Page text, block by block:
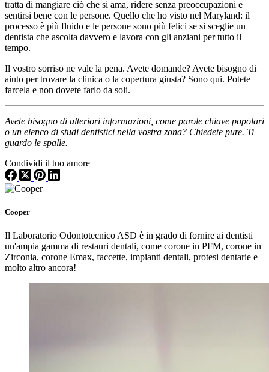
tratta di mangiare ciò che si ama, ridere senza preoccupazioni e
sentirsi bene con le persone. Quello che ho visto nel Maryland: il
processo è più fluido e le persone sono più felici se si sceglie un
dentista che ascolta davvero e lavora con gli anziani per tutto il
tempo.
Il vostro sorriso ne vale la pena. Avete domande? Avete bisogno di
aiuto per trovare la clinica o la copertura giusta? Sono qui. Potete
farcela e non dovete farlo da soli.
Avete bisogno di ulteriori informazioni, come parole chiave popolari
o un elenco di studi dentistici nella vostra zona? Chiedete pure. Ti
guardo le spalle.
Condividi il tuo amore
Cooper
Il Laboratorio Odontotecnico ASD è in grado di fornire ai dentisti
un'ampia gamma di restauri dentali, come corone in PFM, corone in
Zirconia, corone Emax, faccette, impianti dentali, protesi dentarie e
molto altro ancora!